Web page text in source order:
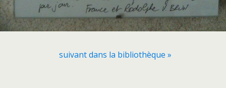
suivant dans la bibliothèque »